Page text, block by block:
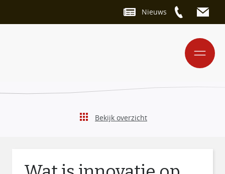
Nieuws
Bekijk overzicht